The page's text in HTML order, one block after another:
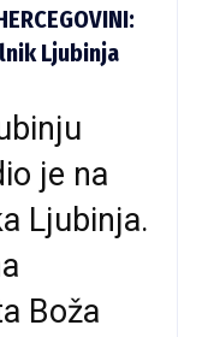
Ljubinja
je na
Ljubinja.
Boža